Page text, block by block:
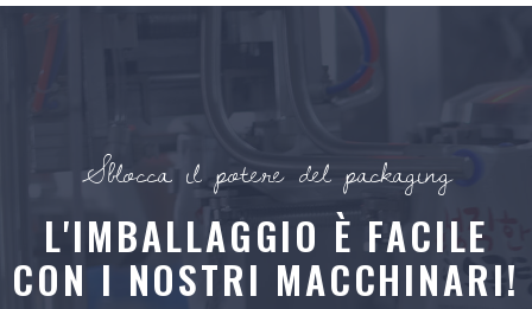
Sblocca il potere del packaging
L'IMBALLAGGIO È FACILE
CON I NOSTRI MACCHINARI!